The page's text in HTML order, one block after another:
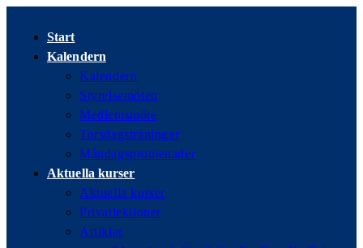
innehållet
Start
Kalendern
Kalendern
Styrelsemöten
Medlemsmöte
Torsdagsträningar
Måndagspromenader
Aktuella kurser
Aktuella kurser
Privatlektioner
Artiklar